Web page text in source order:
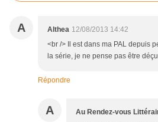
A Althea 12/08/2013 14:42
<br /> Il est dans ma PAL depuis
la série, je ne pense pas être
Répondre
A Au Rendez-vous